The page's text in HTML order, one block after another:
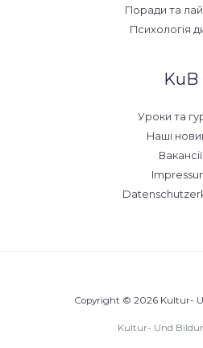
Поради та
Психологія
KuB
Уроки та
Наші
Вакансії
Copyright © 2026 Kultur-
Kultur- Und